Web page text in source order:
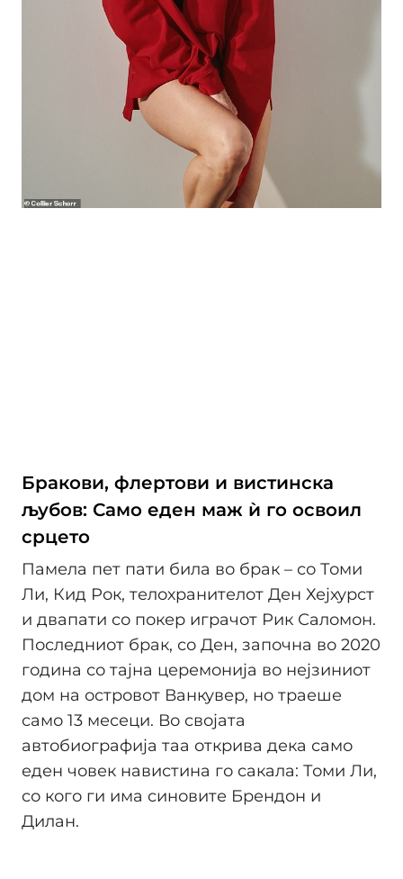
Бракови, флертови и вистинска
љубов: Само еден маж ѝ го освоил
срцето
Памела пет пати била во брак – со Томи
Ли, Кид Рок, телохранителот Ден Хејхурст
и двапати со покер играчот Рик Саломон.
Последниот брак, со Ден, започна во 2020
година со тајна церемонија во нејзиниот
дом на островот Ванкувер, но траеше
само 13 месеци. Во својата
автобиографија таа открива дека само
еден човек навистина го сакала: Томи Ли,
со кого ги има синовите Брендон и
Дилан.